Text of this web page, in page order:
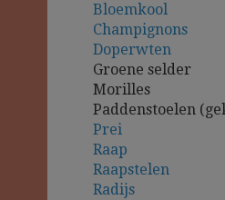
Bloemkool
Champignons
Doperwten
Groene selder
Morilles
Paddenstoelen
Prei
Raap
Raapstelen
Radijs